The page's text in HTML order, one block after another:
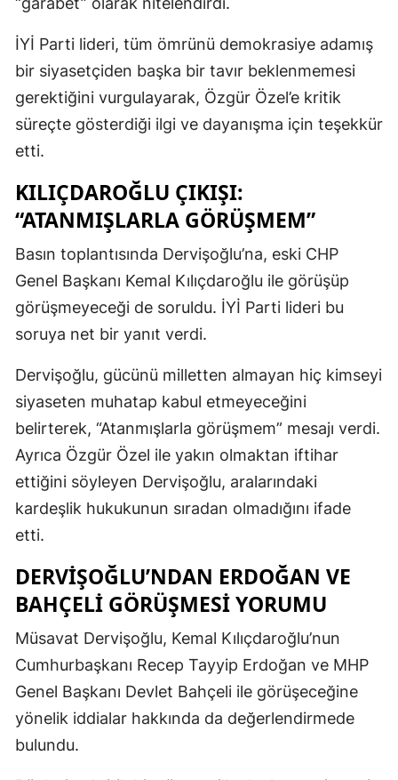
İYİ Parti lideri, tüm ömrünü demokrasiye adamış
bir siyasetçiden başka bir tavır beklenmemesi
gerektiğini vurgulayarak, Özgür Özel’e kritik
süreçte gösterdiği ilgi ve dayanışma için teşekkür
etti.
KILIÇDAROĞLU ÇIKIŞI:
“ATANMIŞLARLA GÖRÜŞMEM”
Basın toplantısında Dervişoğlu’na, eski CHP
Genel Başkanı Kemal Kılıçdaroğlu ile görüşüp
görüşmeyeceği de soruldu. İYİ Parti lideri bu
soruya net bir yanıt verdi.
Dervişoğlu, gücünü milletten almayan hiç kimseyi
siyaseten muhatap kabul etmeyeceğini
belirterek, “Atanmışlarla görüşmem” mesajı verdi.
Ayrıca Özgür Özel ile yakın olmaktan iftihar
ettiğini söyleyen Dervişoğlu, aralarındaki
kardeşlik hukukunun sıradan olmadığını ifade
etti.
DERVIŞOĞLU’NDAN ERDOĞAN VE
BAHÇELI GÖRÜŞMESI YORUMU
Müsavat Dervişoğlu, Kemal Kılıçdaroğlu’nun
Cumhurbaşkanı Recep Tayyip Erdoğan ve MHP
Genel Başkanı Devlet Bahçeli ile görüşeceğine
yönelik iddialar hakkında da değerlendirmede
bulundu.